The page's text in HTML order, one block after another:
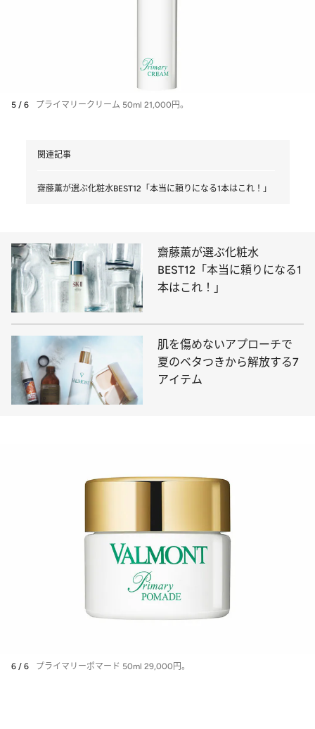
5 / 6 プライマリークリーム 50ml 21,000円。
関連記事
齋藤薫が選ぶ化粧水BEST12「本当に頼りになる1本はこれ！」
齋藤薫が選ぶ化粧水
BEST12「本当に頼りになる1
本はこれ！」
肌を傷めないアプローチで
夏のベタつきから解放する7
アイテム
6 / 6 プライマリーポマード 50ml 29,000円。